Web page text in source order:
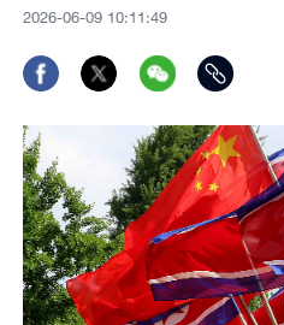
2026-06-09 10:11:49